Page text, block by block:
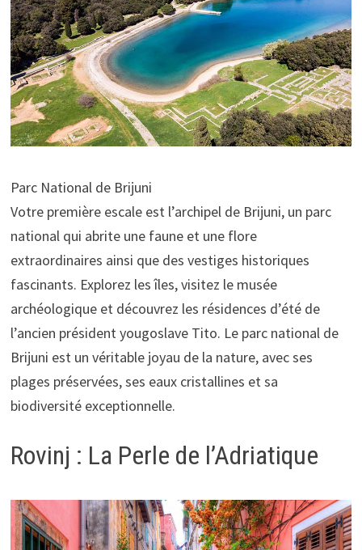
Parc National de Brijuni
Votre première escale est l’archipel de Brijuni, un parc
national qui abrite une faune et une flore
extraordinaires ainsi que des vestiges historiques
fascinants. Explorez les îles, visitez le musée
archéologique et découvrez les résidences d’été de
l’ancien président yougoslave Tito. Le parc national de
Brijuni est un véritable joyau de la nature, avec ses
plages préservées, ses eaux cristallines et sa
biodiversité exceptionnelle.
Rovinj : La Perle de l’Adriatique